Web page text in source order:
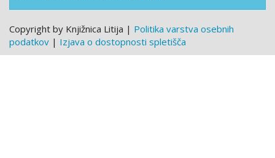
Copyright by Knjižnica Litija | Politika varstva osebnih
podatkov | Izjava o dostopnosti spletišča